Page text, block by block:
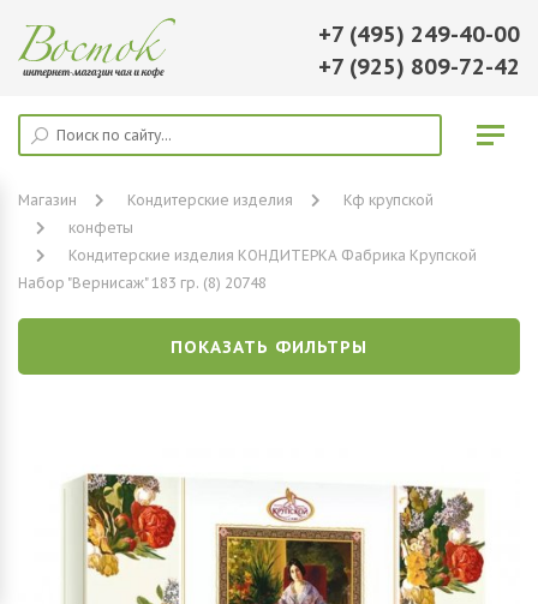
+7 (495) 249-40-00
+7 (925) 809-72-42
Магазин Кондитерские изделия
Кф крупской
конфеты
Кондитерские изделия КОНДИТЕРКА Фабрика Крупской
Набор "Вернисаж" 183 гр. (8) 20748
ПОКАЗАТЬ ФИЛЬТРЫ